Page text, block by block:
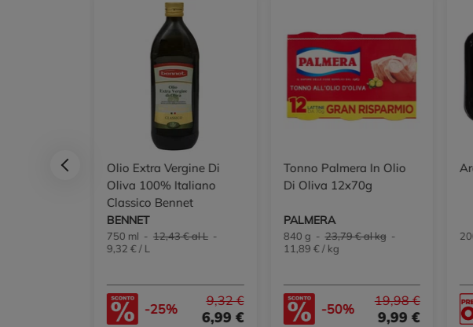
Rosé Doc
Olio Extra Vergine Di
Oliva 100% Italiano
Classico Bennet
BENNET
750 ml - 12,43 € al L-
9,32 € / L
-25%
9,32 €
6,99 €
Tonno Palmera In Olio
Di Oliva 12x70g
PALMERA
840 g -23,79 € al kg-
11,89 € / kg
-50%
19,98 €
9,99 €